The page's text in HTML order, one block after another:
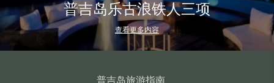
普吉岛乐古浪铁人三项
查看更多内容
普吉岛旅游指南